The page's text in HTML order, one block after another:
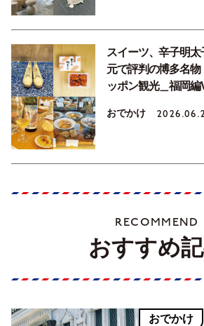
スイーツ、辛子明
元で評判の博多名
ッポン観光＿福岡編
おでかけ
RECOMMEND
おすすめ
おでかけ